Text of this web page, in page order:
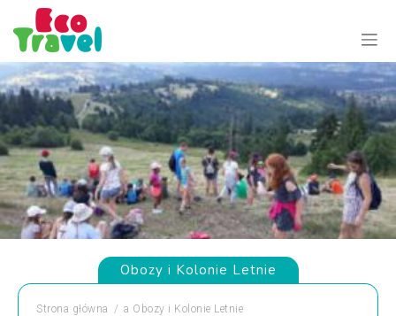
Obozy i Kolonie Letnie
Strona główna a Obozy i Kolonie Letnie